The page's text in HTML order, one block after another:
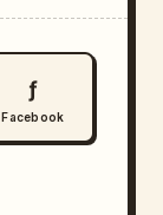
ƒ
Facebook